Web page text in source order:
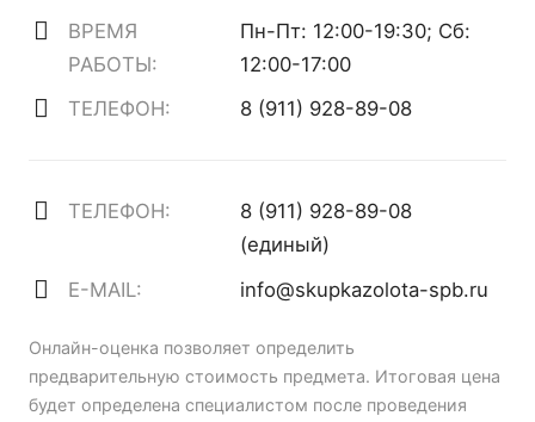
ВРЕМЯ
РАБОТЫ:
Пн-Пт: 12:00-19:30; Сб:
12:00-17:00
ТЕЛЕФОН:
8 (911) 928-89-08
ТЕЛЕФОН:
8 (911) 928-89-08
(единый)
E-MAIL:
info@skupkazolota-spb.ru
Онлайн-оценка позволяет определить
предварительную стоимость предмета. Итоговая цена
будет определена специалистом после проведения